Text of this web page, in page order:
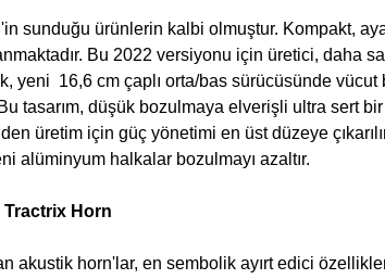
sunduğu ürünlerin kalbi olmuştur. Kompakt,
Bu 2022 versiyonu için üretici, daha
yeni 16,6 cm çaplı orta/bas sürücüsünde
tasarım, düşük bozulmaya elverişli ultra sert
üretim için güç yönetimi en üst düzeye
alüminyum halkalar bozulmayı azaltır.
Tractrix Horn
akustik horn'lar, en sembolik ayırt edici